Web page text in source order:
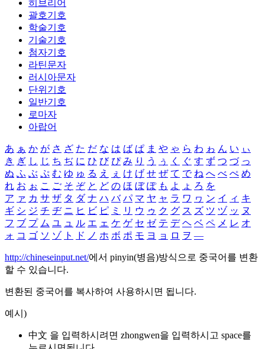
히브리어
괄호기호
학술기호
기술기호
첨자기호
라틴문자
러시아문자
단위기호
일반기호
로마자
아랍어
あ ぁ か が さ ざ た だ な は ば ぱ ま や ゃ ら わ ゎ ん い ぃ
き ぎ し じ ち ぢ に ひ び ぴ み り う ぅ く ぐ す ず つ づ っ
ぬ ふ ぶ ぷ む ゆ ゅ る え ぇ け げ せ ぜ て で ね へ べ ぺ め
れ お ぉ こ ご そ ぞ と ど の ほ ぼ ぽ も よ ょ ろ を
ア ァ カ サ ザ タ ダ ナ ハ バ パ マ ヤ ャ ラ ワ ヮ ン イ ィ キ
ギ シ ジ チ ヂ ニ ヒ ビ ピ ミ リ ウ ゥ ク グ ス ズ ツ ヅ ッ ヌ
フ ブ プ ム ユ ュ ル エ ェ ケ ゲ セ ゼ テ デ ヘ ベ ペ メ レ オ
ォ コ ゴ ソ ゾ ト ド ノ ホ ボ ポ モ ヨ ョ ロ ヲ ―
http://chineseinput.net/에서 pinyin(병음)방식으로 중국어를 변환
할 수 있습니다.
변환된 중국어를 복사하여 사용하시면 됩니다.
예시)
中文 을 입력하시려면 zhongwen을 입력하시고 space를